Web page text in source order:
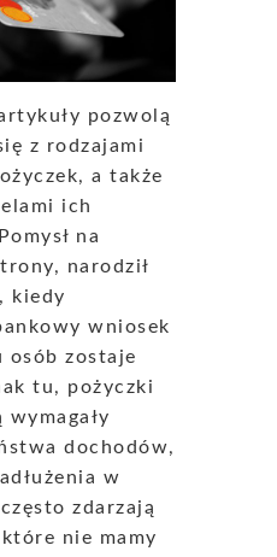
pozwolą
z rodzajami
a także
ich
na
narodził
kiedy
wniosek
zostaje
tu, pożyczki
wymagały
dochodów,
w
zdarzają
nie mamy